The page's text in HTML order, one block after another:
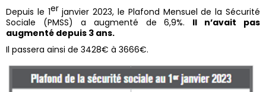
Depuis le 1er janvier 2023, le Plafond Mensuel de la Sécurité
Sociale (PMSS) a augmenté de 6,9%. Il n’avait pas
augmenté depuis 3 ans.
Il passera ainsi de 3428€ à 3666€.